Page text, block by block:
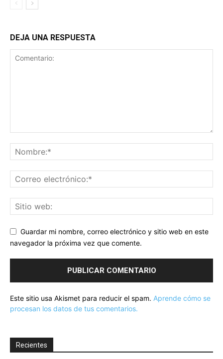
DEJA UNA RESPUESTA
Guardar mi nombre, correo electrónico y sitio web en este
navegador la próxima vez que comente.
Este sitio usa Akismet para reducir el spam. Aprende cómo se
procesan los datos de tus comentarios.
Recientes